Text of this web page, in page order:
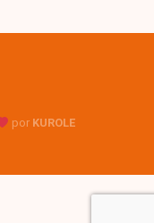
por KUROLE